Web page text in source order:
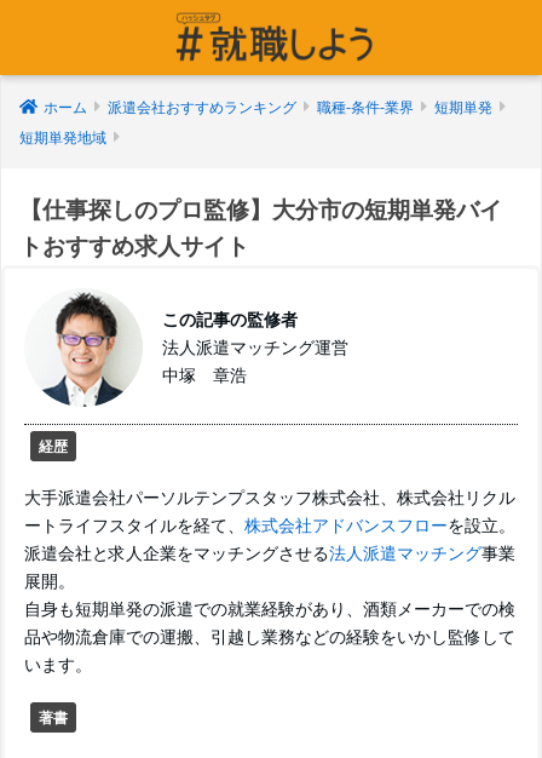
ホーム 派遣会社おすすめランキング 職種-条件-業界
短期単発
短期単発地域
【仕事探しのプロ監修】大分市の短期単発バイ
トおすすめ求人サイト
この記事の監修者
法人派遣マッチング運営
中塚 章浩
経歴
大手派遣会社パーソルテンプスタッフ株式会社、株式会社リクル
ートライフスタイルを経て、 株式会社アドバンスフローを設立。
派遣会社と求人企業をマッチングさせる法人派遣マッチング事業
展開。
自身も短期単発の派遣での就業経験があり、酒類メーカーでの検
品や物流倉庫での運搬、引越し業務などの経験をいかし監修して
います。
著書